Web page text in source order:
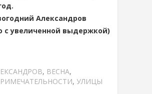
Александров
с увеличенной выдержкой)
, ВЕСНА,
, УЛИЦЫ